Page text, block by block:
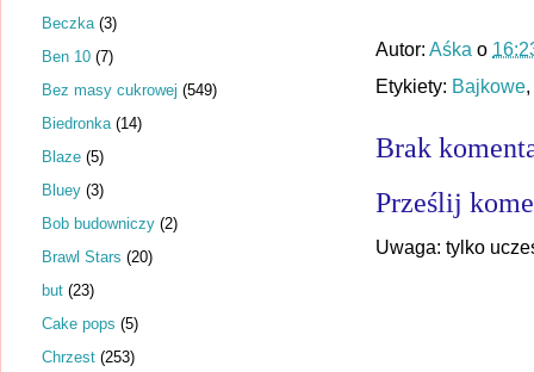
Autor: Aśka o
Etykiety: Bajkowe,
Brak
Prześlij
Uwaga: tylko
Beczka (3)
Ben 10 (7)
Bez masy cukrowej (549)
Biedronka (14)
Blaze (5)
Bluey (3)
Bob budowniczy (2)
Brawl Stars (20)
but (23)
Cake pops (5)
Chrzest (253)